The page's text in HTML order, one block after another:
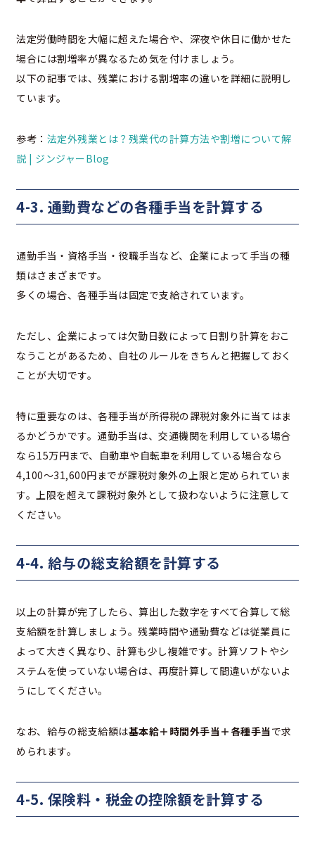
法定労働時間を大幅に超えた場合や、深夜や休日に働かせた
場合には割増率が異なるため気を付けましょう。
以下の記事では、残業における割増率の違いを詳細に説明し
ています。
参考： 法定外残業とは？残業代の計算方法や割増について解
説 | ジンジャーBlog
4-3. 通勤費などの各種手当を計算する
通勤手当・資格手当・役職手当など、企業によって手当の種
類はさまざまです。
多くの場合、各種手当は固定で支給されています。
ただし、企業によっては欠勤日数によって日割り計算をおこ
なうことがあるため、自社のルールをきちんと把握しておく
ことが大切です。
特に重要なのは、各種手当が所得税の課税対象外に当てはま
るかどうかです。通勤手当は、交通機関を利用している場合
なら15万円まで、自動車や自転車を利用している場合なら
4,100～31,600円までが課税対象外の上限と定められていま
す。上限を超えて課税対象外として扱わないように注意して
ください。
4-4. 給与の総支給額を計算する
以上の計算が完了したら、算出した数字をすべて合算して総
支給額を計算しましょう。残業時間や通勤費などは従業員に
よって大きく異なり、計算も少し複雑です。計算ソフトやシ
ステムを使っていない場合は、再度計算して間違いがないよ
うにしてください。
なお、給与の総支給額は基本給＋時間外手当＋各種手当で求
められます。
4-5. 保険料・税金の控除額を計算する